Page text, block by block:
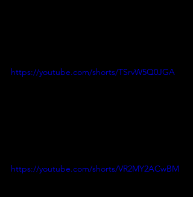
https://youtube.com/shorts/TSrvW5Q0JGA
https://youtube.com/shorts/VR2MY2ACwBM